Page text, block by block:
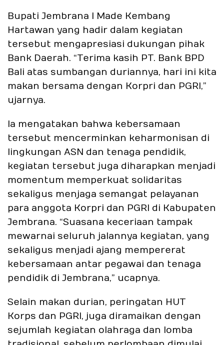
Bupati Jembrana I Made Kembang
Hartawan yang hadir dalam kegiatan
tersebut mengapresiasi dukungan pihak
Bank Daerah. “Terima kasih PT. Bank BPD
Bali atas sumbangan duriannya, hari ini kita
makan bersama dengan Korpri dan PGRI,”
ujarnya.
Ia mengatakan bahwa kebersamaan
tersebut mencerminkan keharmonisan di
lingkungan ASN dan tenaga pendidik,
kegiatan tersebut juga diharapkan menjadi
momentum memperkuat solidaritas
sekaligus menjaga semangat pelayanan
para anggota Korpri dan PGRI di Kabupaten
Jembrana. “Suasana keceriaan tampak
mewarnai seluruh jalannya kegiatan, yang
sekaligus menjadi ajang mempererat
kebersamaan antar pegawai dan tenaga
pendidik di Jembrana,” ucapnya.
Selain makan durian, peringatan HUT
Korps dan PGRI, juga diramaikan dengan
sejumlah kegiatan olahraga dan lomba